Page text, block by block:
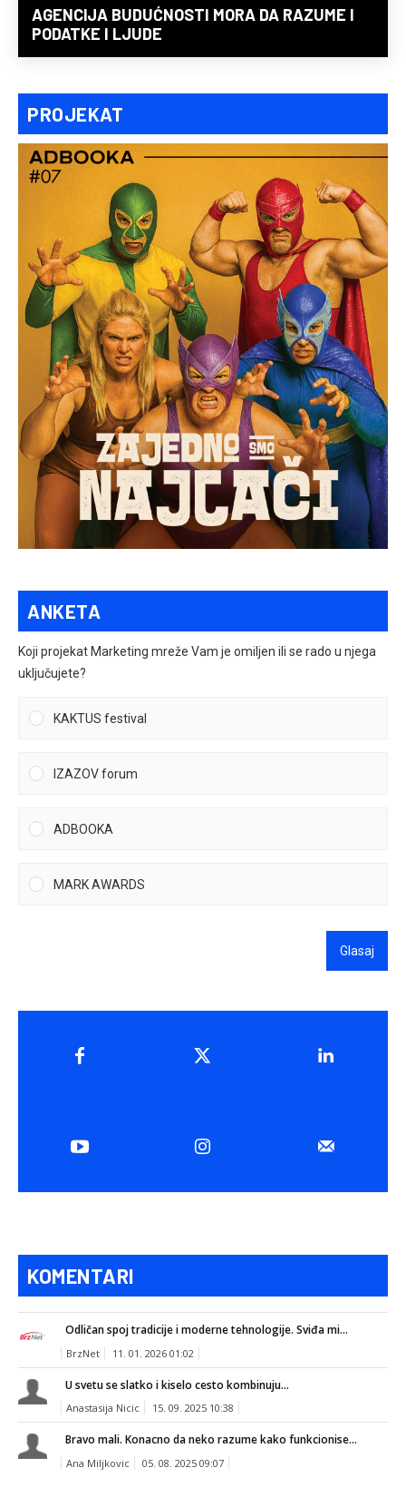
AGENCIJA BUDUĆNOSTI MORA DA RAZUME I
PODATKE I LJUDE
PROJEKAT
ANKETA
Koji projekat Marketing mreže Vam je omiljen ili se rado u njega
uključujete?
KAKTUS festival
IZAZOV forum
ADBOOKA
MARK AWARDS
Glasaj
KOMENTARI
Odličan spoj tradicije i moderne tehnologije. Sviđa mi...
BrzNet 11. 01. 2026 01:02
U svetu se slatko i kiselo cesto kombinuju...
Anastasija Nicic 15. 09. 2025 10:38
Bravo mali. Konacno da neko razume kako funkcionise...
Ana Miljkovic 05. 08. 2025 09:07